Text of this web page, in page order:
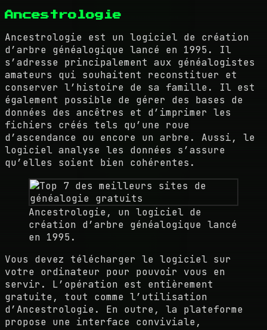
Ancestrologie
Ancestrologie est un logiciel de création
d’arbre généalogique lancé en 1995. Il
s’adresse principalement aux généalogistes
amateurs qui souhaitent reconstituer et
conserver l’histoire de sa famille. Il est
également possible de gérer des bases de
données des ancêtres et d’imprimer les
fichiers créés tels qu’une roue
d’ascendance ou encore un arbre. Aussi, le
logiciel analyse les données s’assure
qu’elles soient bien cohérentes.
Ancestrologie, un logiciel de
création d’arbre généalogique lancé
en 1995.
Vous devez télécharger le logiciel sur
votre ordinateur pour pouvoir vous en
servir. L’opération est entièrement
gratuite, tout comme l’utilisation
d’Ancestrologie. En outre, la plateforme
propose une interface conviviale,